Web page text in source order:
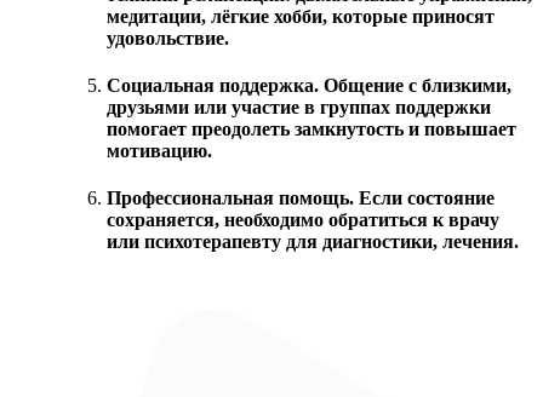
медитации, лёгкие хобби, которые приносят
удовольствие.
Социальная поддержка. Общение с близкими,
друзьями или участие в группах поддержки
помогает преодолеть замкнутость и повышает
мотивацию.
Профессиональная помощь. Если состояние
сохраняется, необходимо обратиться к врачу
или психотерапевту для диагностики, лечения.